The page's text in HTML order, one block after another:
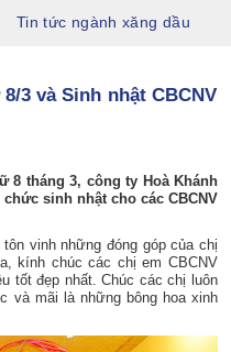
Tin tức ngành xăng dầu
3 và Sinh nhật CBCNV
8 tháng 3, công ty Hoà Khánh
sinh nhật cho các CBCNV
vinh những đóng góp của chị
kính chúc các chị em CBCNV
tốt đẹp nhất. Chúc các chị luôn
và mãi là những bông hoa xinh